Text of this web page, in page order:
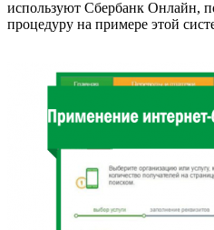
используют Сбербанк Онлайн,
процедуру на примере этой